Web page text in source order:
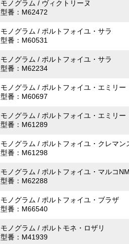
モノグラム / ヴィクトリーヌ
型番：M62472
モノグラム / ポルトフォイユ・サラ
型番：M60531
モノグラム / ポルトフォイユ・サラ
型番：M62234
モノグラム / ポルトフォイユ・エミリー
型番：M60697
モノグラム / ポルトフォイユ・エミリー
型番：M61289
モノグラム / ポルトフォイユ・クレマン
型番：M61298
モノグラム / ポルトフォイユ・マルコ
型番：M62288
モノグラム / ポルトフォイユ・ブラザ
型番：M66540
モノグラム / ポルトモネ・ロザリ
型番：M41939